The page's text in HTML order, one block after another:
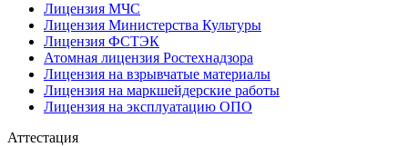
Лицензия МЧС
Лицензия Министерства Культуры
Лицензия ФСТЭК
Атомная лицензия Ростехнадзора
Лицензия на взрывчатые материалы
Лицензия на маркшейдерские работы
Лицензия на эксплуатацию ОПО
Аттестация